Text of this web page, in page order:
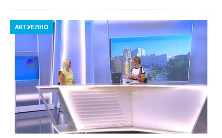
АКТУЕЛНО